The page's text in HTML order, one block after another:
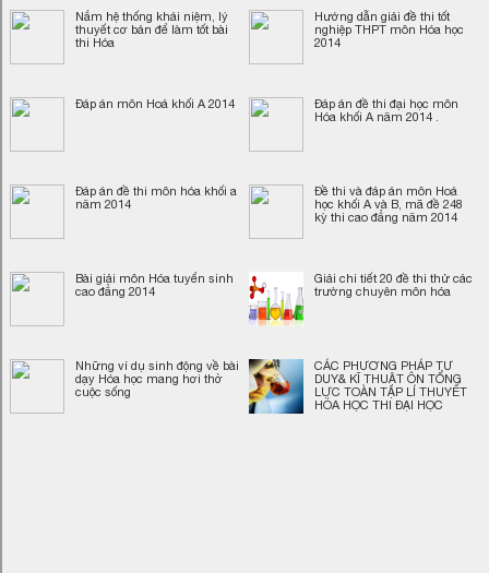
Nắm hệ thống khái niệm, lý
thuyết cơ bản để làm tốt bài
thi Hóa
Hướng dẫn giải đề thi tốt
nghiệp THPT môn Hóa học
2014
Đáp án môn Hoá khối A 2014
Đáp án đề thi đại học môn
Hóa khối A năm 2014 .
Đáp án đề thi môn hóa khối a
năm 2014
Đề thi và đáp án môn Hoá
học khối A và B, mã đề 248
kỳ thi cao đẳng năm 2014
Bài giải môn Hóa tuyển sinh
cao đẳng 2014
Giải chi tiết 20 đề thi thử các
trường chuyên môn hóa
Những ví dụ sinh động về bài
dạy Hóa học mang hơi thở
cuộc sống
CÁC PHƯƠNG PHÁP TƯ
DUY& KĨ THUẬT ÔN TỔNG
LỰC TOÀN TẬP LÍ THUYẾT
HÓA HỌC THI ĐẠI HỌC